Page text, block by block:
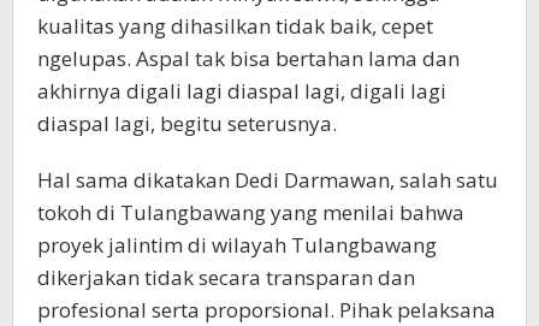
kualitas yang dihasilkan tidak baik, cepet
ngelupas. Aspal tak bisa bertahan lama dan
akhirnya digali lagi diaspal lagi, digali lagi
diaspal lagi, begitu seterusnya.
Hal sama dikatakan Dedi Darmawan, salah satu
tokoh di Tulangbawang yang menilai bahwa
proyek jalintim di wilayah Tulangbawang
dikerjakan tidak secara transparan dan
profesional serta proporsional. Pihak pelaksana